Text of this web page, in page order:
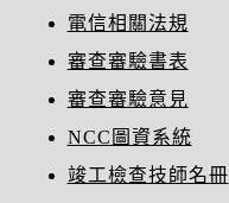
電信相關法規
審查審驗書表
審查審驗意見
NCC圖資系統
竣工檢查技師名冊